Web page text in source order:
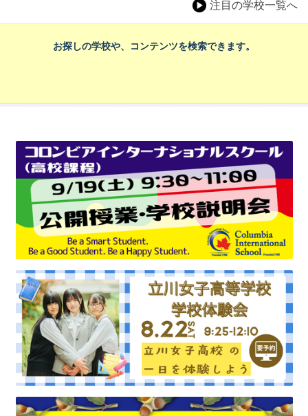
注目の学校一覧へ
お探しの学校や、コンテンツを検索できます。